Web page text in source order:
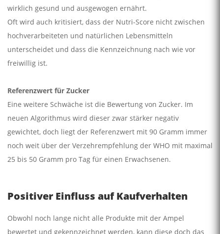
wirklich gesund und ausgewogen ernährt.
Oft wird auch kritisiert, dass der Nutri-Score nicht zwischen
hochverarbeiteten und natürlichen Lebensmitteln
unterscheidet und dass die Kennzeichnung nach wie vor
freiwillig ist.
Referenzwert für Zucker
Eine weitere Schwäche ist die Bewertung von Zucker. Im
neuen Algorithmus wird dieser zwar stärker negativ
gewichtet, doch liegt der Referenzwert mit 90 Gramm immer
noch weit über der Verzehrempfehlung der WHO mit maximal
25 bis 50 Gramm pro Tag für einen Erwachsenen.
Positiver Einfluss auf Kaufverhalten
Obwohl noch lange nicht alle Produkte mit der Ampel
bewertet und gekennzeichnet werden, kann diese doch das